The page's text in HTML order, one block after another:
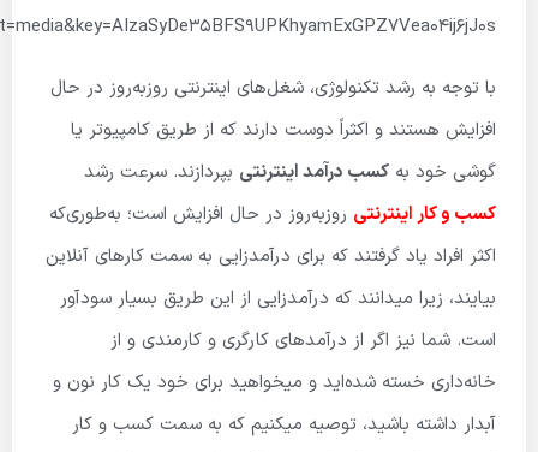
با توجه به رشد تکنولوژی، شغل‌های اینترنتی روزبه‌روز در حال
افزایش هستند و اکثراً دوست دارند که از طریق کامپیوتر یا
گوشی خود به کسب درآمد اینترنتی بپردازند. سرعت رشد
کسب و کار اینترنتی روزبه‌روز در حال افزایش است؛ به‌طوری‌که
اکثر افراد یاد گرفتند که برای درآمدزایی به سمت کارهای آنلاین
بیایند، زیرا میدانند که درآمدزایی از این طریق بسیار سودآور
است. شما نیز اگر از درآمدهای کارگری و کارمندی و از
خانه‌داری خسته شده‌اید و میخواهید برای خود یک کار نون و
آبدار داشته باشید، توصیه میکنیم که به سمت کسب و کار